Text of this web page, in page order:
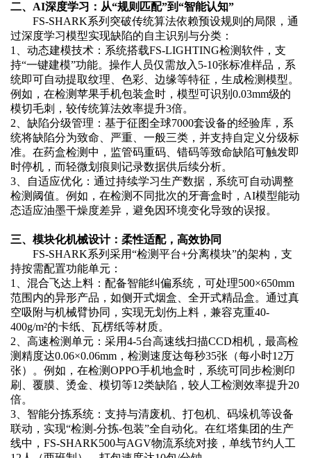
二、 AI深度学习：从“规则匹配”到“智能认知”
FS-SHARK系列突破传统算法依赖预设规则的局限，通
过深度学习模型实现缺陷的自主识别与分类：
1、 动态建模技术：系统搭载FS-LIGHTING检测软件，支
持“一键建模”功能。操作人员仅需放入5-10张标准样品，系
统即可自动提取纹理、色彩、边缘等特征，生成检测模型。
例如，在检测苹果手机包装盒时，模型可识别0.03mm级的
模切毛刺，较传统算法效率提升3倍。
2、 缺陷分级管理：基于征图全球7000套设备的经验库，系
统将缺陷分为致命、严重、一般三类，并支持自定义分级标
准。在药盒检测中，监管码重码、错码等致命缺陷可触发即
时停机，而轻微划痕则记录数据供后续分析。
3、
自适应优化：通过持续学习生产数据，系统可自动调整
检测阈值。例如，在检测不同批次的牙膏盒时， AI模型能动
态适应油墨干燥度差异，避免因环境变化导致的误报。
三、模块化机械设计：柔性适配，高效协同
FS-SHARK系列采用“检测平台+分离模块”的架构，支
持按需配置功能单元：
1、 混合飞达上料：配备智能纠偏系统，可处理500×650mm
范围内的异形产品，如侧开式烟盒、全开式精品盒。通过真
空吸附与机械臂协同，实现无划伤上料，兼容克重40-
400g/m²的卡纸、瓦楞纸等材质。
2、 高速检测单元：采用4-5台高速线扫描CCD相机，最高检
测精度达0.06×0.06mm，检测速度达每秒35张（每小时12万
张）。例如，在检测OPPO手机地盒时，系统可同步检测印
刷、覆膜、烫金、模切等12类缺陷，较人工检测效率提升20
倍。
3、 智能分拣系统：支持与清废机、打包机、码垛机等设备
联动，实现“检测-分拣-包装”全自动化。在红塔集团的生产
线中，FS-SHARK500与AGV物流系统对接，单线节约人工